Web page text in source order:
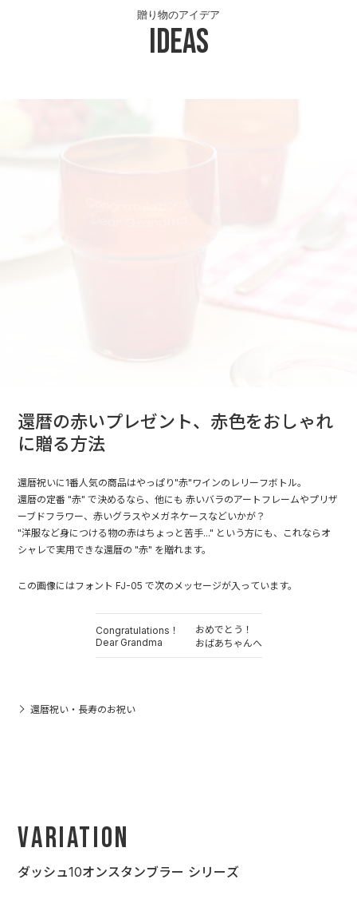
Ideas
贈り物のアイデア
還暦の赤いプレゼント、赤色をおしゃれ
に贈る方法
還暦祝いに1番人気の商品はやっぱり"赤"ワインのレリーフボトル。
還暦の定番 "赤" で決めるなら、他にも 赤いバラのアートフレームやプリザ
ーブドフラワー、赤いグラスやメガネケースなどいかが？
"洋服など身につける物の赤はちょっと苦手..." という方にも、これならオ
シャレで実用できな還暦の "赤" を贈れます。
この画像にはフォント FJ-05 で次のメッセージが入っています。
Congratulations！
Dear Grandma
おめでとう！
おばあちゃんへ
還暦祝い・長寿のお祝い
Variation
ダッシュ10オンスタンブラー シリーズ